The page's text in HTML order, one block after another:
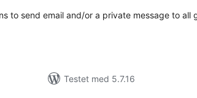
to send email and/or a private message to all
Testet med 5.7.16